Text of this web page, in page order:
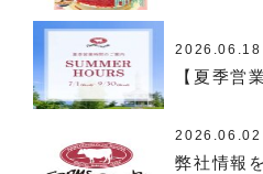
2026.06.18
【夏季営
2026.06.02
弊社情報